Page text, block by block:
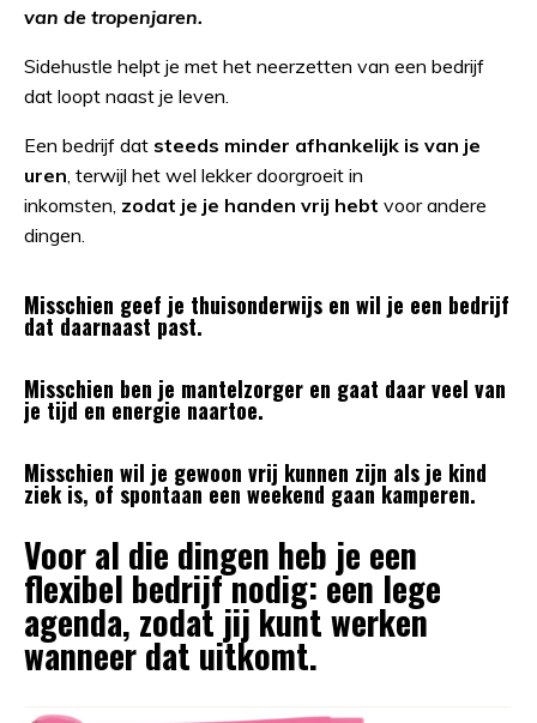
van de tropenjaren.
Sidehustle helpt je met het neerzetten van een bedrijf
dat loopt naast je leven.
Een bedrijf dat steeds minder afhankelijk is van je
uren , terwijl het wel lekker doorgroeit in
inkomsten, zodat je je handen vrij hebt voor andere
dingen.
Misschien geef je thuisonderwijs en wil je een bedrijf
dat daarnaast past.
Misschien ben je mantelzorger en gaat daar veel van
je tijd en energie naartoe.
Misschien wil je gewoon vrij kunnen zijn als je kind
ziek is, of spontaan een weekend gaan kamperen.
Voor al die dingen heb je een
flexibel bedrijf nodig: een lege
agenda, zodat jij kunt werken
wanneer dat uitkomt.